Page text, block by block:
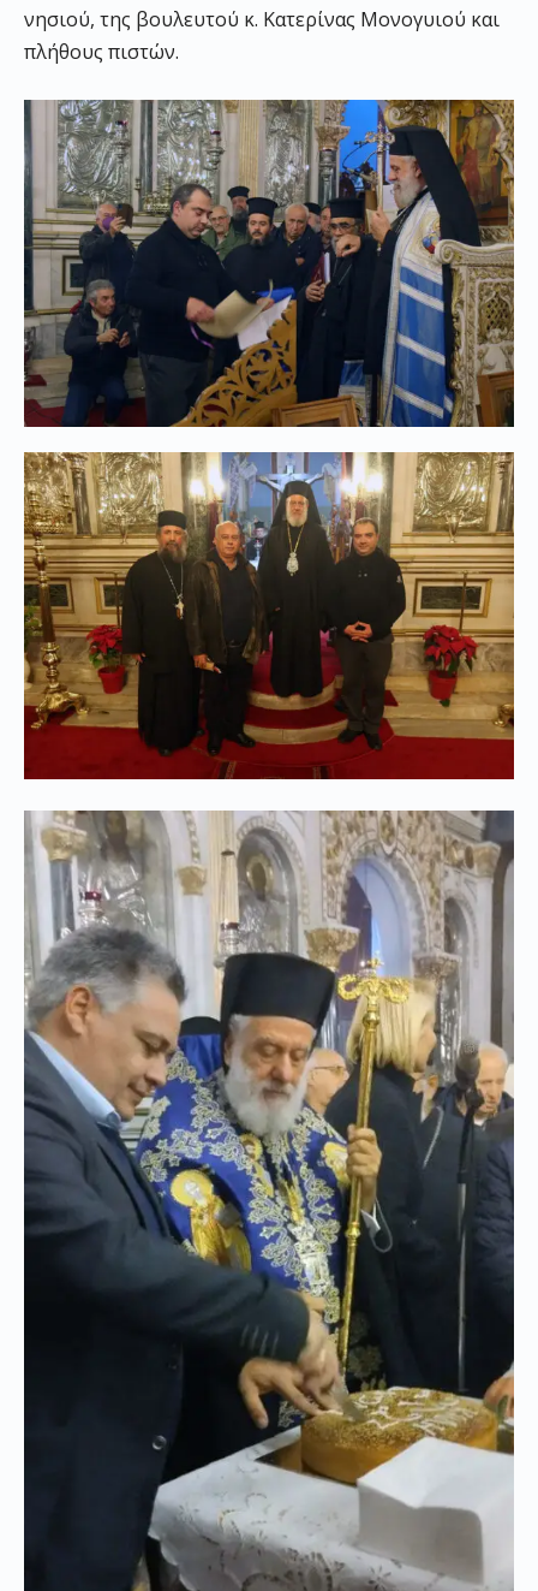
νησιού, της βουλευτού κ. Κατερίνας Μονογυιού και
πλήθους πιστών.